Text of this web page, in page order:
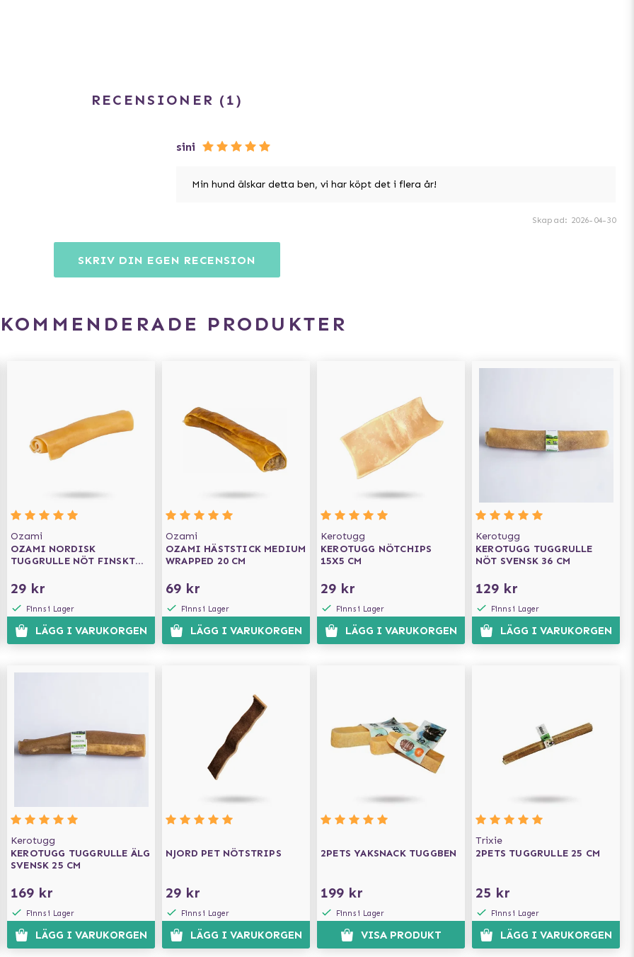
RECENSIONER 1
sini
Min hund älskar detta ben, vi har köpt det i flera år!
Skapad: 2026-04-30
SKRIV DIN EGEN RECENSION
PRODUKTER
Ozami
OZAMI NORDISK
TUGGRULLE NÖT FINSKT
29 kr
Finns i Lager
LÄGG I VARUKORGEN
Ozami
OZAMI HÄSTSTICK MEDIUM
WRAPPED 20 CM
69 kr
Finns i Lager
LÄGG I VARUKORGEN
Kerotugg
KEROTUGG NÖTCHIPS
15X5 CM
29 kr
Finns i Lager
LÄGG I VARUKORGEN
Kerotugg
KEROTUGG TUGGRULLE
NÖT SVENSK 36 CM
129 kr
Finns i Lager
LÄGG I VARUKORGEN
Kerotugg
KEROTUGG TUGGRULLE ÄLG
SVENSK 25 CM
169 kr
Finns i Lager
LÄGG I VARUKORGEN
NJORD PET NÖTSTRIPS
29 kr
Finns i Lager
LÄGG I VARUKORGEN
2PETS YAKSNACK TUGGBEN
199 kr
Finns i Lager
VISA PRODUKT
Trixie
2PETS TUGGRULLE 25 CM
25 kr
Finns i Lager
LÄGG I VARUKORGEN